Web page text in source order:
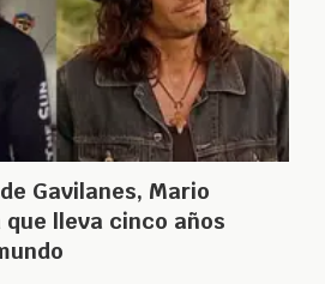
Gavilanes, Mario
lleva cinco años